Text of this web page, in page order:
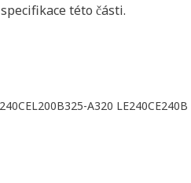
této části.
EL200B325-A320 LE240CE240B